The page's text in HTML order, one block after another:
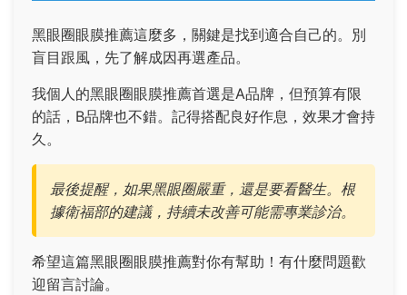
黑眼圈眼膜推薦這麼多，關鍵是找到適合自己的。別
盲目跟風，先了解成因再選產品。
我個人的黑眼圈眼膜推薦首選是A品牌，但預算有限
的話，B品牌也不錯。記得搭配良好作息，效果才會持
久。
最後提醒，如果黑眼圈嚴重，還是要看醫生。根
據衛福部的建議，持續未改善可能需專業診治。
希望這篇黑眼圈眼膜推薦對你有幫助！有什麼問題歡
迎留言討論。